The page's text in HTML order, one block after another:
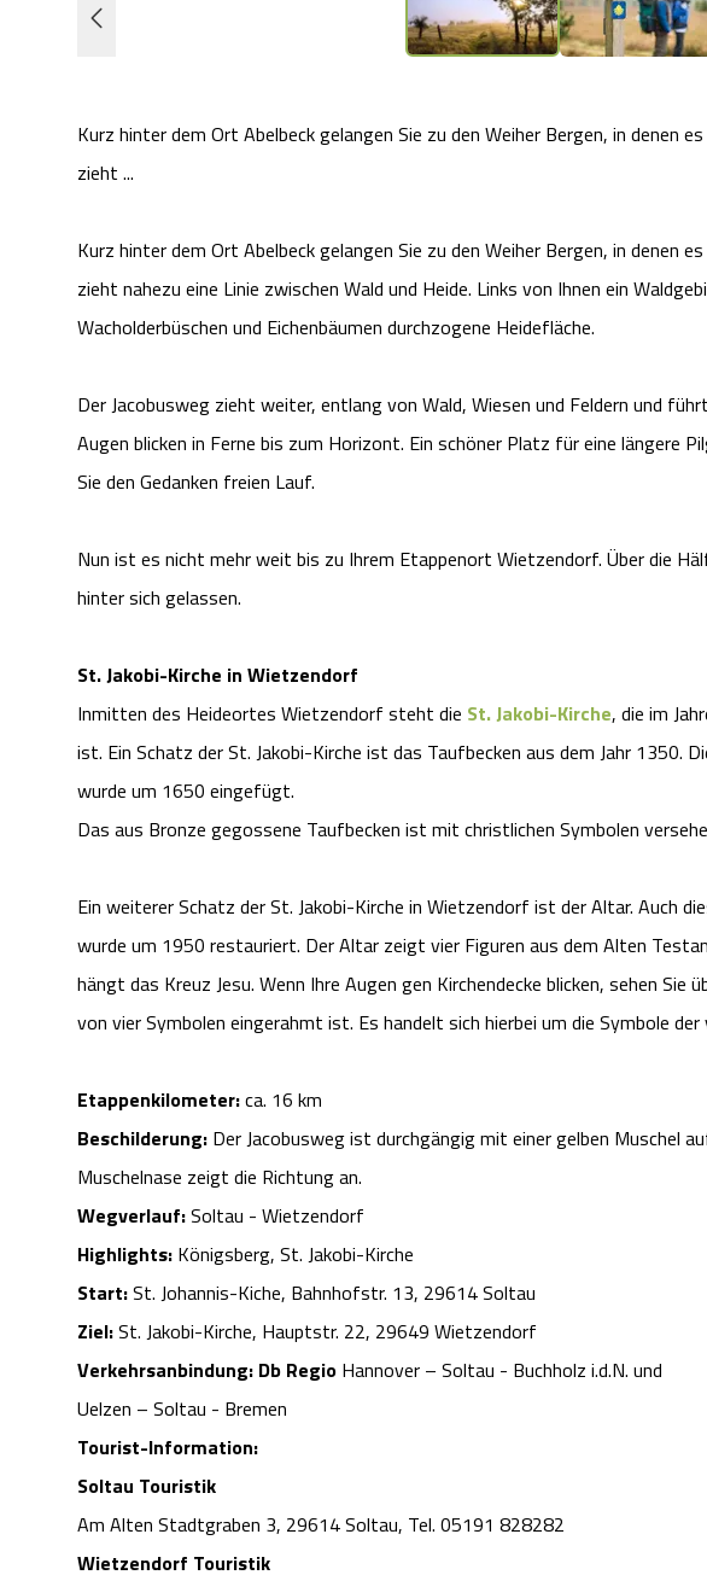
Kurz hinter dem Ort Abelbeck gelangen Sie zu den Weiher Bergen, in denen
zieht ...
Kurz hinter dem Ort Abelbeck gelangen Sie zu den Weiher Bergen, in denen
zieht nahezu eine Linie zwischen Wald und Heide. Links von Ihnen ein
Wacholderbüschen und Eichenbäumen durchzogene Heidefläche.
Der Jacobusweg zieht weiter, entlang von Wald, Wiesen und Feldern und
Augen blicken in Ferne bis zum Horizont. Ein schöner Platz für eine längere
Sie den Gedanken freien Lauf.
Nun ist es nicht mehr weit bis zu Ihrem Etappenort Wietzendorf. Über die
hinter sich gelassen.
St. Jakobi-Kirche in Wietzendorf
Inmitten des Heideortes Wietzendorf steht die St. Jakobi-Kirche, die im
ist. Ein Schatz der St. Jakobi-Kirche ist das Taufbecken aus dem Jahr 1350.
wurde um 1650 eingefügt.
Das aus Bronze gegossene Taufbecken ist mit christlichen Symbolen
Ein weiterer Schatz der St. Jakobi-Kirche in Wietzendorf ist der Altar. Auch
wurde um 1950 restauriert. Der Altar zeigt vier Figuren aus dem Alten
hängt das Kreuz Jesu. Wenn Ihre Augen gen Kirchendecke blicken, sehen Sie
von vier Symbolen eingerahmt ist. Es handelt sich hierbei um die Symbole
Etappenkilometer:ca. 16 km
Beschilderung: Der Jacobusweg ist durchgängig mit einer gelben Muschel
Muschelnase zeigt die Richtung an.
Wegverlauf:Soltau - Wietzendorf
Highlights: Königsberg, St. Jakobi-Kirche
Start:St. Johannis-Kiche, Bahnhofstr. 13, 29614 Soltau
Ziel:St. Jakobi-Kirche, Hauptstr. 22, 29649 Wietzendorf
Verkehrsanbindung: Db Regio Hannover – Soltau - Buchholz i.d.N. und
Uelzen – Soltau - Bremen
Tourist-Information:
Soltau Touristik
Am Alten Stadtgraben 3, 29614 Soltau, Tel. 05191 828282
Wietzendorf Touristik